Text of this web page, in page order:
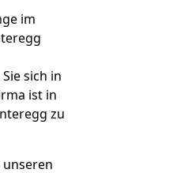
im
sich in
ist in
zu